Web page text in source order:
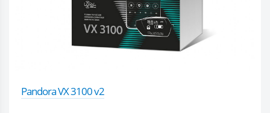
Pandora VX 3100 v2